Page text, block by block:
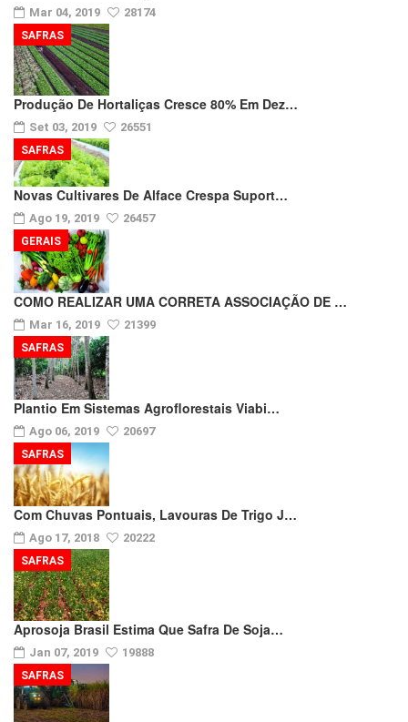
Mar 04, 2019 28174
Produção De Hortaliças Cresce 80% Em Dez…
Set 03, 2019 26551
SAFRAS
Novas Cultivares De Alface Crespa Suport…
Ago 19, 2019 26457
SAFRAS
COMO REALIZAR UMA CORRETA ASSOCIAÇÃO DE …
Mar 16, 2019 21399
GERAIS
Plantio Em Sistemas Agroflorestais Viabi…
Ago 06, 2019 20697
SAFRAS
Com Chuvas Pontuais, Lavouras De Trigo J…
Ago 17, 2018 20222
SAFRAS
Aprosoja Brasil Estima Que Safra De Soja…
Jan 07, 2019 19888
SAFRAS
SAFRAS